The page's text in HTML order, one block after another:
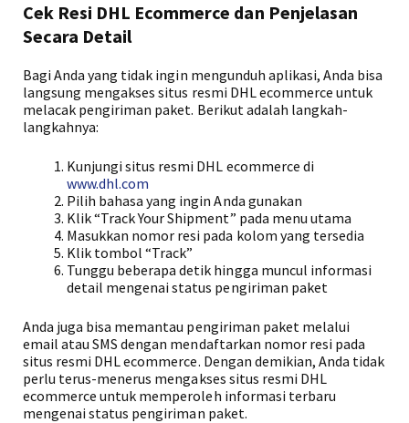
Cek Resi DHL Ecommerce dan Penjelasan
Secara Detail
Bagi Anda yang tidak ingin mengunduh aplikasi, Anda bisa
langsung mengakses situs resmi DHL ecommerce untuk
melacak pengiriman paket. Berikut adalah langkah-
langkahnya:
Kunjungi situs resmi DHL ecommerce di
www.dhl.com
Pilih bahasa yang ingin Anda gunakan
Klik “Track Your Shipment” pada menu utama
Masukkan nomor resi pada kolom yang tersedia
Klik tombol “Track”
Tunggu beberapa detik hingga muncul informasi
detail mengenai status pengiriman paket
Anda juga bisa memantau pengiriman paket melalui
email atau SMS dengan mendaftarkan nomor resi pada
situs resmi DHL ecommerce. Dengan demikian, Anda tidak
perlu terus-menerus mengakses situs resmi DHL
ecommerce untuk memperoleh informasi terbaru
mengenai status pengiriman paket.